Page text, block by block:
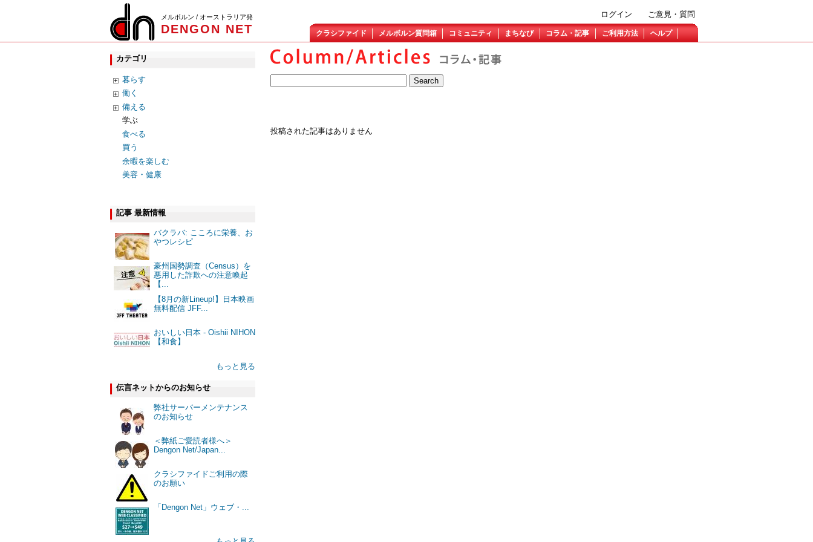
メルボルン / オーストラリア発
DENGON NET
ご意見・質問
ログイン
クラシファイド メルボルン質問箱 コミュニティ まちなび コラム・記事 ご利用方法 ヘルプ
カテゴリ
暮らす
働く
備える
学ぶ
食べる
買う
余暇を楽しむ
美容・健康
記事 最新情報
バクラバ: こころに栄養、お
やつレシピ
豪州国勢調査（Census）を
悪用した詐欺への注意喚起
【...
【8月の新Lineup!】日本映画
無料配信 JFF...
おいしい日本 - Oishii NIHON
【和食】
もっと見る
伝言ネットからのお知らせ
弊社サーバーメンテナンス
のお知らせ
＜弊紙ご愛読者様へ＞
Dengon Net/Japan...
クラシファイドご利用の際
のお願い
「Dengon Net」ウェブ・...
投稿された記事はありません